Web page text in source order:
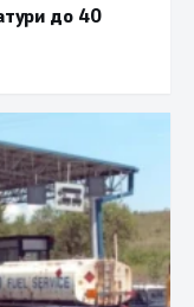
до 40